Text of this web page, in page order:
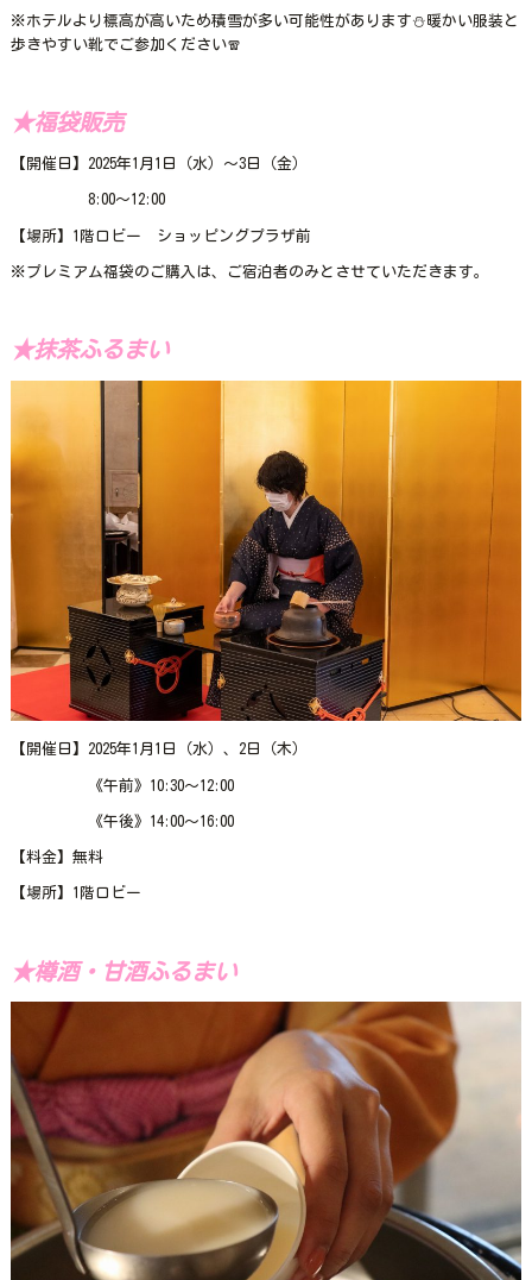
※ホテルより標高が高いため積雪が多い可能性があります⛄暖かい服装と
歩きやすい靴でご参加ください🧣
★福袋販売
【開催日】2025年1月1日（水）～3日（金）
8:00～12:00
【場所】1階ロビー ショッピングプラザ前
※プレミアム福袋のご購入は、ご宿泊者のみとさせていただきます。
★抹茶ふるまい
【開催日】2025年1月1日（水）、2日（木）
《午前》10:30～12:00
《午後》14:00～16:00
【料金】無料
【場所】1階ロビー
★樽酒・甘酒ふるまい